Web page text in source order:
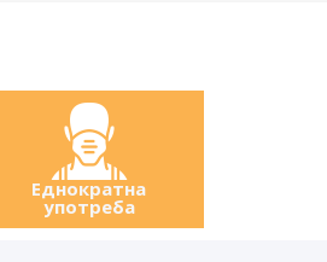
Еднократна
употреба